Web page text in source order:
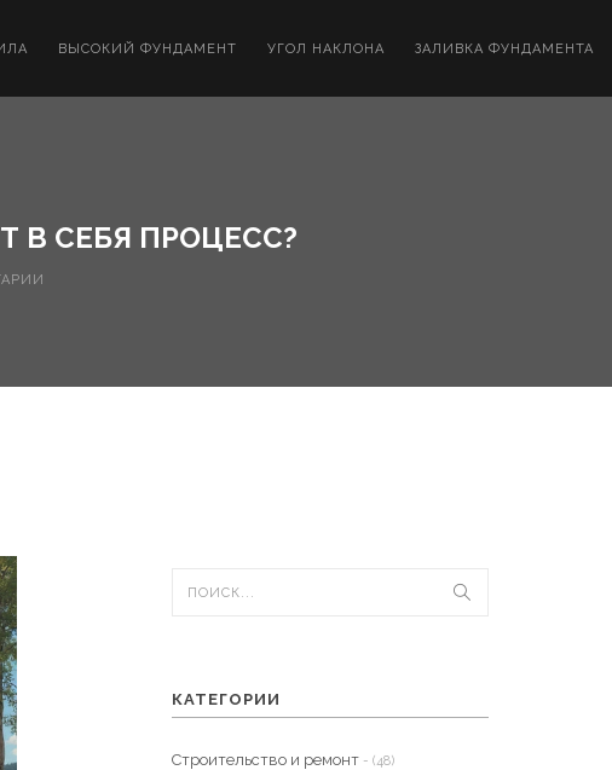
ВЫСОКИЙ ФУНДАМЕНТ УГОЛ НАКЛОНА ЗАЛИВКА ФУНДАМЕНТА
В СЕБЯ ПРОЦЕСС?
КАТЕГОРИИ
Строительство и ремонт - (48)